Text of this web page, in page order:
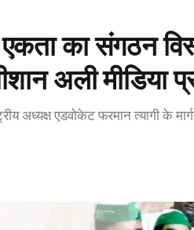
का संगठन
अली मीडिया
अध्यक्ष एडवोकेट फरमान त्यागी के